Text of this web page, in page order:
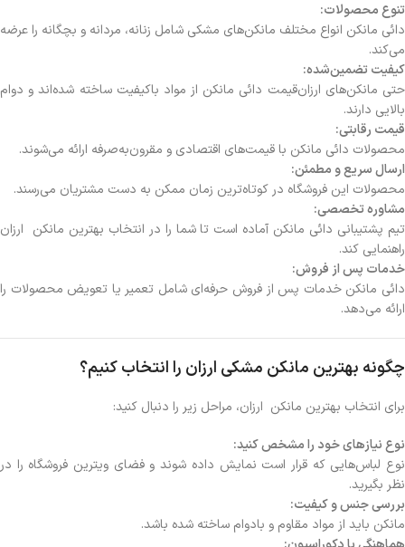
تنوع محصولات:
دائی مانکن انواع مختلف مانکن‌های مشکی شامل زنانه، مردانه و بچگانه را عرضه
می‌کند.
کیفیت تضمین‌شده:
حتی مانکن‌های ارزان‌قیمت دائی مانکن از مواد باکیفیت ساخته شده‌اند و دوام
بالایی دارند.
قیمت رقابتی:
محصولات دائی مانکن با قیمت‌های اقتصادی و مقرون‌به‌صرفه ارائه می‌شوند.
ارسال سریع و مطمئن:
محصولات این فروشگاه در کوتاه‌ترین زمان ممکن به دست مشتریان می‌رسند.
مشاوره تخصصی:
تیم پشتیبانی دائی مانکن آماده است تا شما را در انتخاب بهترین مانکن ارزان
راهنمایی کند.
خدمات پس از فروش:
دائی مانکن خدمات پس از فروش حرفه‌ای شامل تعمیر یا تعویض محصولات را
ارائه می‌دهد.
چگونه بهترین مانکن مشکی ارزان را انتخاب کنیم؟
برای انتخاب بهترین مانکن ارزان، مراحل زیر را دنبال کنید:
نوع نیازهای خود را مشخص کنید:
نوع لباس‌هایی که قرار است نمایش داده شوند و فضای ویترین فروشگاه را در
نظر بگیرید.
بررسی جنس و کیفیت:
مانکن باید از مواد مقاوم و بادوام ساخته شده باشد.